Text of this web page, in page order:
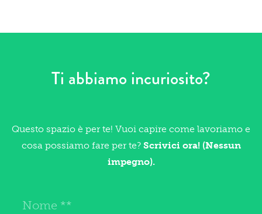
Ti abbiamo incuriosito?
Questo spazio è per te! Vuoi capire come lavoriamo e
cosa possiamo fare per te? Scrivici ora! (Nessun
impegno).